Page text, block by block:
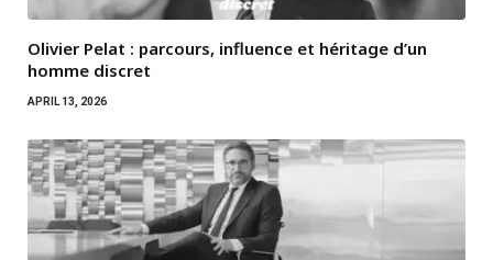
Olivier Pelat : parcours, influence et héritage d’un
homme discret
APRIL 13, 2026